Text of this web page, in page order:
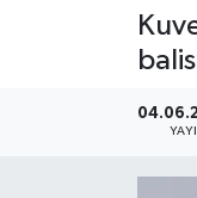
Tüm
Son Dakika